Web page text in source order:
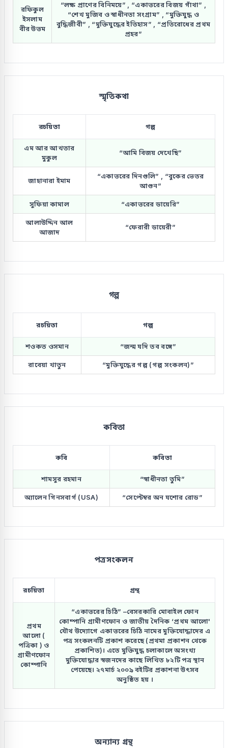
রফিকুল
ইসলাম
বীর উত্তম
“লক্ষ প্রাণের বিনিময়ে” , “একাত্তরের বিজয় গাঁথা” ,
“শেখ মুজিব ও স্বাধীনতা সংগ্রাম” , “মুক্তিযুদ্ধ ও
বুদ্ধিজীবী” , “মুক্তিযুদ্ধের ইতিহাস” , “প্রতিরোধের প্রথম
প্রহর”
স্মৃতিকথা
রচয়িতা গল্প
এম আর আখতার
মুকুল
“আমি বিজয় দেখেছি”
জাহানারা ইমাম
“একাত্তরের দিনগুলি” , “বুকের ভেতর
আগুন”
সুফিয়া কামাল “একাত্তরের ডায়েরি”
আলাউদ্দিন আল
আজাদ
“ফেরারী ডায়েরী”
গল্প
রচয়িতা গল্প
শওকত ওসমান “জন্ম যদি তব বঙ্গে”
রাবেয়া খাতুন “মুক্তিযুদ্ধের গল্প (গল্প সংকলন)”
কবিতা
কবি কবিতা
শামসুর রহমান “স্বাধীনতা তুমি”
অ্যালেন গিনসবার্গ (USA) “সেপ্টেম্বর অন যশোর রোড”
পত্রসংকলন
রচয়িতা গ্রন্থ
প্রথম
আলো (
পত্রিকা ) ও
গ্রামীণফোন
কোম্পানি
“একাত্তরের চিঠি” –বেসরকারি মোবাইল ফোন
কোম্পানি গ্রামীণফোন ও জাতীয় দৈনিক ‘প্রথম আলো'
যৌথ উদ্যোগে একাত্তরের চিঠি নামের মুক্তিযোদ্ধাদের এ
পত্র সংকলনটি প্রকাশ করেছে (প্রথমা প্রকাশন থেকে
প্রকাশিত)। এতে মুক্তিযুদ্ধ চলাকালে অসংখ্য
মুক্তিযোদ্ধার স্বজনদের কাছে লিখিত ৮২টি পত্র স্থান
পেয়েছে। ২৭মার্চ ২০০৯ বইটির প্রকাশনা উৎসব
অনুষ্ঠিত হয় ।
অন্যান্য গ্রন্থ